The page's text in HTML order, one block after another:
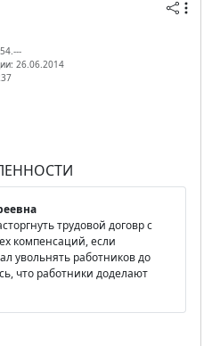
26.06.2014
трудовой договр с
компенсаций, если
увольнять работников до
что работники доделают